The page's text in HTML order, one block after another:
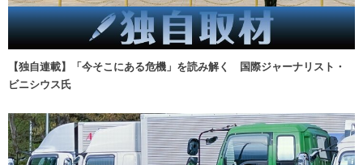
【独自連載】「今そこにある危機」を読み解く 国際ジャーナリスト・
ビニシウス氏